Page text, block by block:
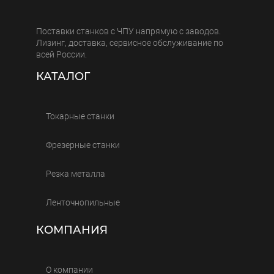
Поставки станков с ЧПУ напрямую с заводов.
Лизинг, доставка, сервисное обслуживание по
всей России.
КАТАЛОГ
Токарные станки
Фрезерные станки
Резка металла
Ленточнопильные
КОМПАНИЯ
О компании